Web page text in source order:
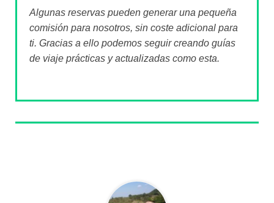
Algunas reservas pueden generar una pequeña
comisión para nosotros, sin coste adicional para
ti. Gracias a ello podemos seguir creando guías
de viaje prácticas y actualizadas como esta.